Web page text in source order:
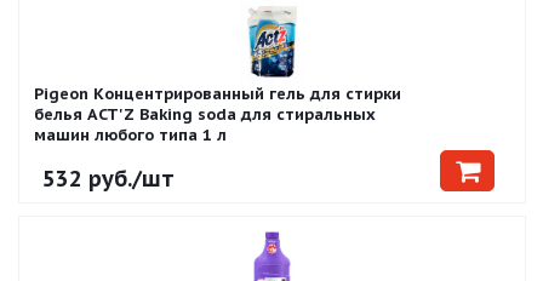
Pigeon Концентрированный гель для стирки
белья ACT'Z Baking soda для стиральных
машин любого типа 1 л
532 руб./шт